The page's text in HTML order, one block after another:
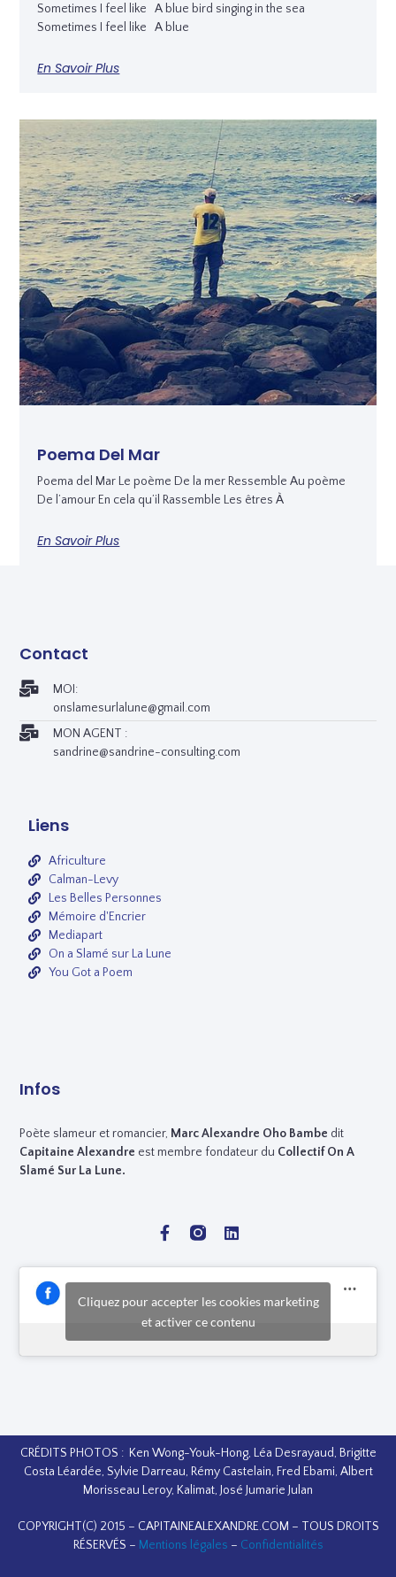
Sometimes I feel like A blue bird singing in the sea
Sometimes I feel like A blue
En Savoir Plus
Poema Del Mar
Poema del Mar Le poème De la mer Ressemble Au poème
De l’amour En cela qu’il Rassemble Les êtres À
En Savoir Plus
Infos
Poète slameur et romancier, Marc Alexandre Oho Bambe dit
Capitaine Alexandre est membre fondateur du Collectif On A
Slamé Sur La Lune.
Cliquez pour accepter les cookies marketing
et activer ce contenu
Liens
Africulture
Calman-Levy
Les Belles Personnes
Mémoire d'Encrier
Mediapart
On a Slamé sur La Lune
You Got a Poem
Contact
MOI:
onslamesurlalune@gmail.com
MON AGENT :
sandrine@sandrine-consulting.com
CRÉDITS PHOTOS : Ken Wong-Youk-Hong, Léa Desrayaud, Brigitte
Costa Léardée, Sylvie Darreau, Rémy Castelain, Fred Ebami, Albert
Morisseau Leroy, Kalimat, José Jumarie Julan
COPYRIGHT(C) 2015 – CAPITAINEALEXANDRE.COM – TOUS DROITS
RÉSERVÉS – Mentions légales – Confidentialités